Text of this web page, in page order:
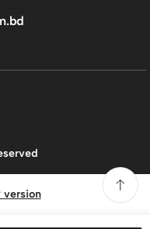
version